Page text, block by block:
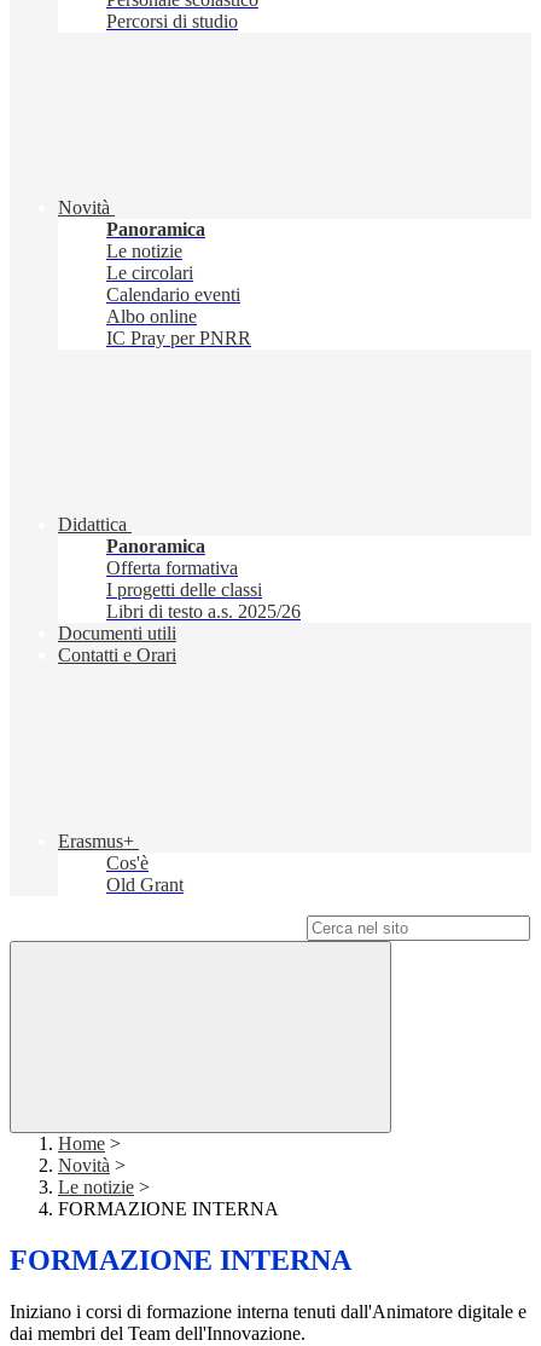
Percorsi di studio
Novità
Panoramica
Le notizie
Le circolari
Calendario eventi
Albo online
IC Pray per PNRR
Didattica
Panoramica
Offerta formativa
I progetti delle classi
Libri di testo a.s. 2025/26
Documenti utili
Contatti e Orari
Erasmus+
Cos'è
Old Grant
Home >
Novità >
Le notizie >
FORMAZIONE INTERNA
FORMAZIONE INTERNA
Iniziano i corsi di formazione interna tenuti dall'Animatore digitale e
dai membri del Team dell'Innovazione.